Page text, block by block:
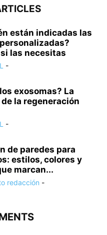
están indicadas las
las necesitas
-
exosomas? La
la regeneración
-
de paredes para
estilos, colores y
marcan...
redacción -